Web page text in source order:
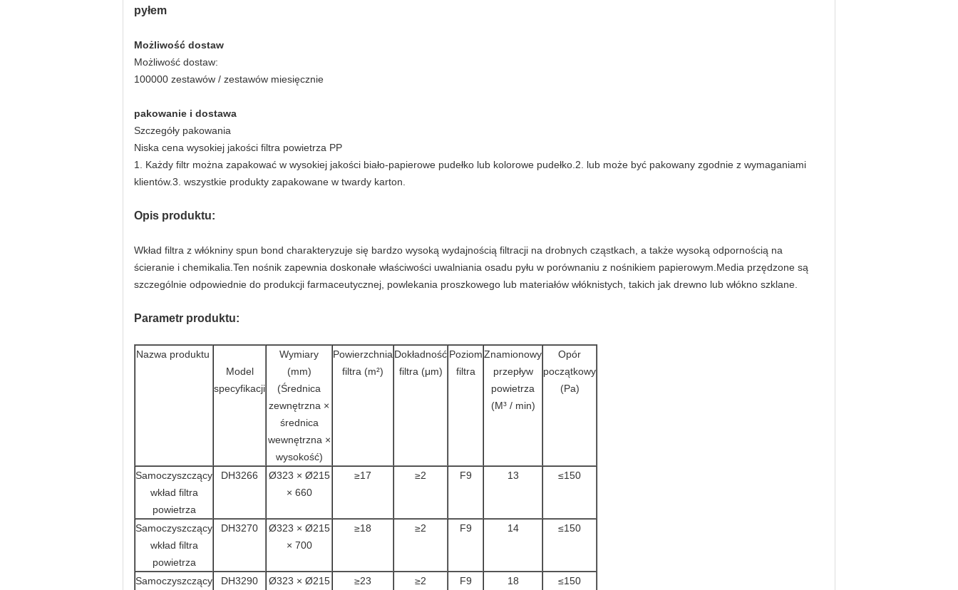
pyłem
Możliwość dostaw
Możliwość dostaw:
100000 zestawów / zestawów miesięcznie
pakowanie i dostawa
Szczegóły pakowania
Niska cena wysokiej jakości filtra powietrza PP
1. Każdy filtr można zapakować w wysokiej jakości biało-papierowe pudełko lub kolorowe pudełko.2. lub może być pakowany zgodnie z wymaganiami
klientów.3. wszystkie produkty zapakowane w twardy karton.
Opis produktu:
Wkład filtra z włókniny spun bond charakteryzuje się bardzo wysoką wydajnością filtracji na drobnych cząstkach, a także wysoką odpornością na
ścieranie i chemikalia.Ten nośnik zapewnia doskonałe właściwości uwalniania osadu pyłu w porównaniu z nośnikiem papierowym.Media przędzone są
szczególnie odpowiednie do produkcji farmaceutycznej, powlekania proszkowego lub materiałów włóknistych, takich jak drewno lub włókno szklane.
Parametr produktu:
Nazwa produktu
Model
specyfikacji
Wymiary
(mm)
(Średnica
zewnętrzna ×
średnica
wewnętrzna ×
wysokość)
Powierzchnia
filtra (m²)
Dokładność
filtra (μm)
Poziom
filtra
Znamionowy
przepływ
powietrza
(M³ / min)
Opór
początkowy
(Pa)
Samoczyszczący
wkład filtra
powietrza
DH3266
Ø323 × Ø215
× 660
≥17 ≥2 F9 13 ≤150
Samoczyszczący
wkład filtra
powietrza
DH3270
Ø323 × Ø215
× 700
≥18 ≥2 F9 14 ≤150
Samoczyszczący
DH3290
Ø323 × Ø215
≥23 ≥2 F9 18 ≤150